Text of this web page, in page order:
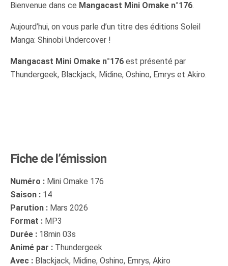
Bienvenue dans ce Mangacast Mini Omake n°176.
Aujourd’hui, on vous parle d’un titre des éditions Soleil
Manga: Shinobi Undercover !
Mangacast Mini Omake n°176 est présenté par
Thundergeek, Blackjack, Midine, Oshino, Emrys et Akiro.
Fiche de l’émission
Numéro : Mini Omake 176
Saison : 14
Parution : Mars 2026
Format : MP3
Durée : 18min 03s
Animé par : Thundergeek
Avec : Blackjack, Midine, Oshino, Emrys, Akiro